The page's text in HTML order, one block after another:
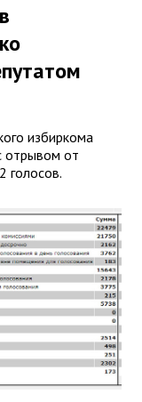
избиркома
отрывом от
голосов.